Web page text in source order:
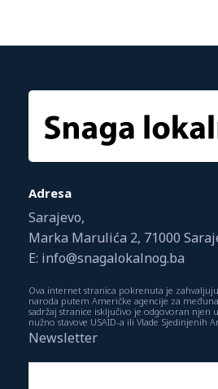
Adresa
Sarajevo,
Marka Marulića 2, 71000
E: info@snagalokalnog.ba
Ova internet stranica pokrenuta je
naroda putem Američke agencije za
sadržaj stranice isključivo je odgovoran njen
nužno stavove USAID-a ili Vlade Sjedinjenih
Newsletter